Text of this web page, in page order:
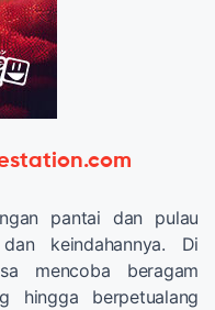
pantai dan pulau
keindahannya. Di
mencoba beragam
hingga berpetualang